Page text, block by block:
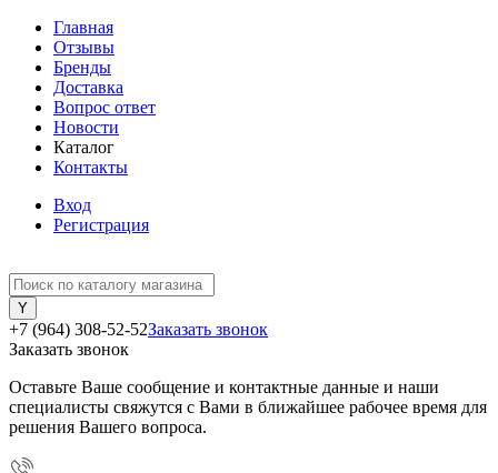
Главная
Отзывы
Бренды
Доставка
Вопрос ответ
Новости
Каталог
Контакты
Вход
Регистрация
+7 (964) 308-52-52Заказать звонок
Заказать звонок
Оставьте Ваше сообщение и контактные данные и наши
специалисты свяжутся с Вами в ближайшее рабочее время для
решения Вашего вопроса.